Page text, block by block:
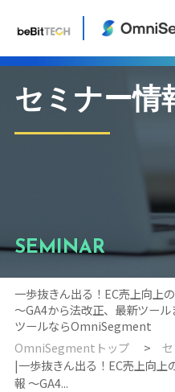
セミナー情
SEMINAR
一歩抜きん出る！EC売上向上
〜GA4から法改正、最新ツー
ツールならOmniSegment
OmniSegmentトップ
|一歩抜きん出る！EC売上向上
報 〜GA4...